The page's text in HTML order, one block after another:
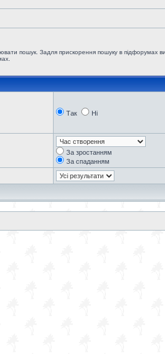
пошук. Задля прискорення пошуку в підфорумах
Так Ні
За зростанням
За спаданням